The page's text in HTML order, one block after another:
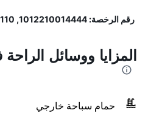
رقم الرخصة: 1012210014444, 55110
المزايا ووسائل
حمام سباحة خارجي